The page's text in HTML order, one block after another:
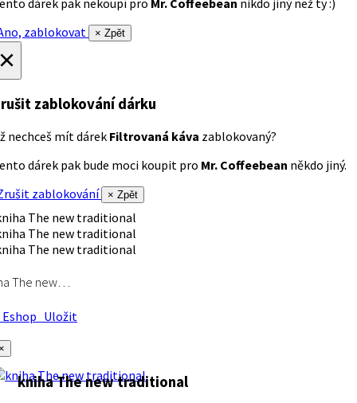
dárek pak nekoupí pro Mr. Coffeebean nikdo jiný než ty :)
zablokovat
× Zpět
zablokování dárku
nechceš mít dárek Filtrovaná káva zablokovaný?
dárek pak bude moci koupit pro Mr. Coffeebean někdo jiný.
zablokování
× Zpět
The new…
Uložit
kniha The new traditional